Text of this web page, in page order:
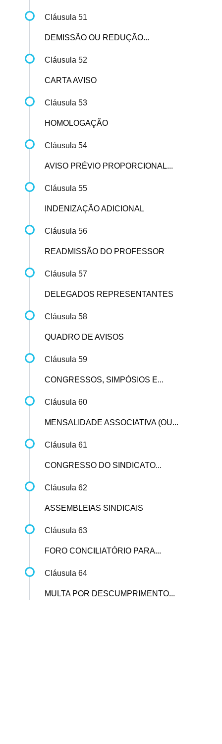
Cláusula 51
DEMISSÃO OU REDUÇÃO...
Cláusula 52
CARTA AVISO
Cláusula 53
HOMOLOGAÇÃO
Cláusula 54
AVISO PRÉVIO PROPORCIONAL...
Cláusula 55
INDENIZAÇÃO ADICIONAL
Cláusula 56
READMISSÃO DO PROFESSOR
Cláusula 57
DELEGADOS REPRESENTANTES
Cláusula 58
QUADRO DE AVISOS
Cláusula 59
CONGRESSOS, SIMPÓSIOS E...
Cláusula 60
MENSALIDADE ASSOCIATIVA (OU...
Cláusula 61
CONGRESSO DO SINDICATO...
Cláusula 62
ASSEMBLEIAS SINDICAIS
Cláusula 63
FORO CONCILIATÓRIO PARA...
Cláusula 64
MULTA POR DESCUMPRIMENTO...